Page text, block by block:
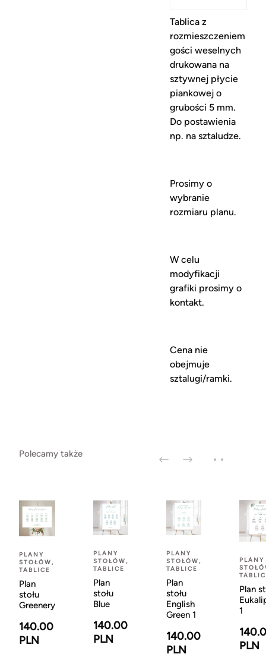
Tablica z
rozmieszczeniem
gości weselnych
drukowana na
sztywnej płycie
piankowej o
grubości 5 mm.
Do postawienia
np. na sztaludze.
Prosimy o
wybranie
rozmiaru planu.
W celu
modyfikacji
grafiki prosimy o
kontakt.
Cena nie
obejmuje
sztalugi/ramki.
Polecamy także
PLANY
STOŁÓW,
TABLICE
Plan
stołu
Greenery
140.00
PLN
PLANY
STOŁÓW,
TABLICE
Plan
stołu
Blue
140.00
PLN
PLANY
STOŁÓW,
TABLICE
Plan
stołu
English
Green 1
140.00
PLN
PLANY
Plan
1
PLN